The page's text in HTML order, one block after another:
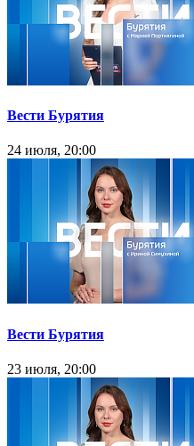
Вести Бурятия
24 июля, 20:00
Вести Бурятия
23 июля, 20:00